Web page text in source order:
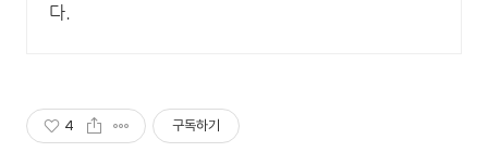
다.
4 구독하기